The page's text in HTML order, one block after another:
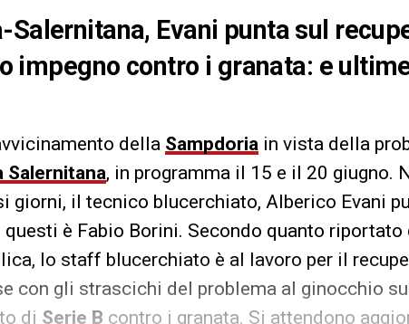
Evani punta sul
impegno contro i granata: e
della Sampdoria in vista della
Salernitana, in programma il 15 e il 20 giugno.
giorni, il tecnico blucerchiato, Alberico Evani
è Fabio Borini. Secondo quanto riportato
lo staff blucerchiato è al lavoro per il
con gli strascichi del problema al ginocchio
di Serie B contro i granata. Si attendono